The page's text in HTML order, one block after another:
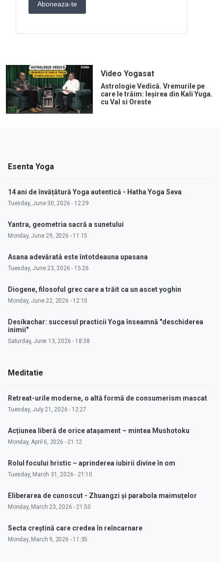
Video Yogasat
Astrologie Vedică. Vremurile pe
care le trăim: Ieșirea din Kali Yuga.
cu Val si Oreste
Esenta Yoga
14 ani de învățătură Yoga autentică - Hatha Yoga Seva
Tuesday, June 30, 2026 - 12:29
Yantra, geometria sacră a sunetului
Monday, June 29, 2026 - 11:15
Asana adevărată este întotdeauna upasana
Tuesday, June 23, 2026 - 15:26
Diogene, filosoful grec care a trăit ca un ascet yoghin
Monday, June 22, 2026 - 12:10
Desikachar: succesul practicii Yoga înseamnă "deschiderea
inimii"
Saturday, June 13, 2026 - 18:38
Meditatie
Retreat-urile moderne, o altă formă de consumerism mascat
Tuesday, July 21, 2026 - 12:27
Acțiunea liberă de orice atașament – mintea Mushotoku
Monday, April 6, 2026 - 21:12
Rolul focului hristic – aprinderea iubirii divine în om
Tuesday, March 31, 2026 - 21:10
Eliberarea de cunoscut - Zhuangzi și parabola maimuțelor
Monday, March 23, 2026 - 21:50
Secta creștină care credea în reîncarnare
Monday, March 9, 2026 - 11:35